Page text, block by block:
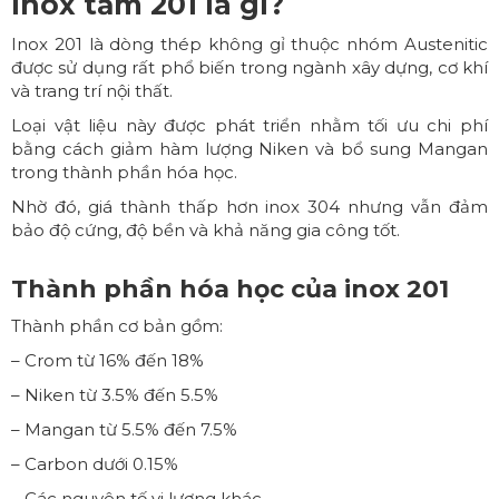
Inox 201 là dòng thép không gỉ thuộc nhóm Austenitic
được sử dụng rất phổ biến trong ngành xây dựng, cơ khí
và trang trí nội thất.
Loại vật liệu này được phát triển nhằm tối ưu chi phí
bằng cách giảm hàm lượng Niken và bổ sung Mangan
trong thành phần hóa học.
Nhờ đó, giá thành thấp hơn inox 304 nhưng vẫn đảm
bảo độ cứng, độ bền và khả năng gia công tốt.
Thành phần hóa học của inox 201
Thành phần cơ bản gồm:
– Crom từ 16% đến 18%
– Niken từ 3.5% đến 5.5%
– Mangan từ 5.5% đến 7.5%
– Carbon dưới 0.15%